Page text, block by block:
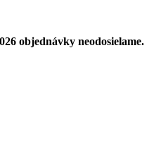
objednávky neodosielame.